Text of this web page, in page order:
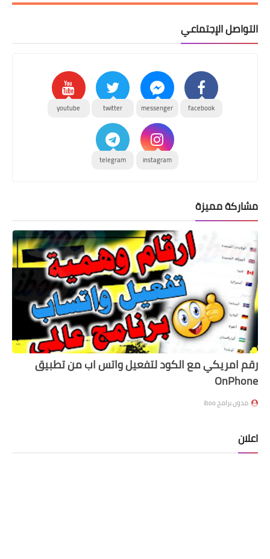
التواصل الإجتماعي
facebook
messenger
twitter
youtube
instagram
telegram
مشاركة مميزة
رقم امريكي مع الكود لتفعيل واتس اب من تطبيق
OnPhone
مدون برامج iboo
اعلان